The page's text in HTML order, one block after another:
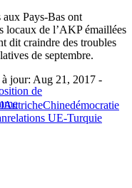
aux Pays-Bas ont
locaux de l’AKP émaillées
dit craindre des troubles
de septembre.
de
jour: Aug 21, 2017 -
AutricheChinedémocratie
relations UE-Turquie